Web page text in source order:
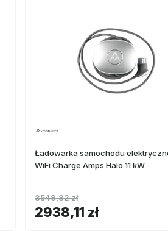
Ładowarka samochodu
WiFi Charge Amps Halo 11 kW
2938,11 zł
3549,82 zł